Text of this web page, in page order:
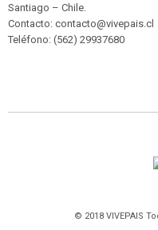
Santiago – Chile.
Contacto: contacto@vivepais.cl
Teléfono: (562) 29937680
© 2018 VIVEPAIS